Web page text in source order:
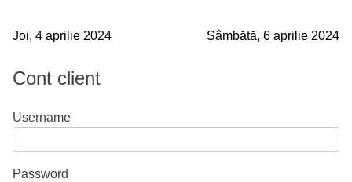
Navigare
în
Joi, 4 aprilie 2024 Sâmbătă, 6 aprilie 2024
Cont client
Username
Password